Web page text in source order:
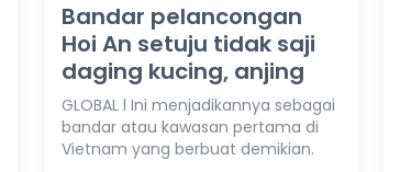
Bandar pelancongan
Hoi An setuju tidak saji
daging kucing, anjing
GLOBAL l Ini menjadikannya sebagai
bandar atau kawasan pertama di
Vietnam yang berbuat demikian.